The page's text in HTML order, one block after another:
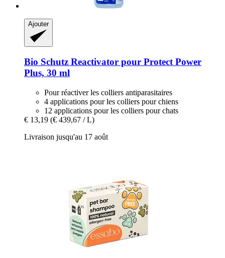
Ajouter
Bio Schutz Reactivator pour Protect Power
Plus, 30 ml
Pour réactiver les colliers antiparasitaires
4 applications pour les colliers pour chiens
12 applications pour les colliers pour chats
€ 13,19 (€ 439,67 / L)
Livraison jusqu'au 17 août